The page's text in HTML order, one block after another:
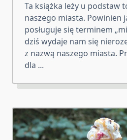
Ta książka leży u podstaw
naszego miasta. Powinien
posługuje się terminem
dziś wydaje nam się
z nazwą naszego miasta.
dla ...